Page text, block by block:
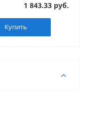
1 843.33 руб.
Купить